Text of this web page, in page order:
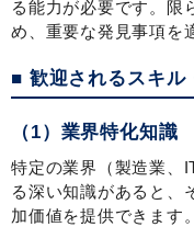
る能力が必要です。限
め、重要な発見事項を
■ 歓迎されるスキル
（1）業界特化知識
特定の業界（製造業、
る深い知識があると、
加価値を提供できます